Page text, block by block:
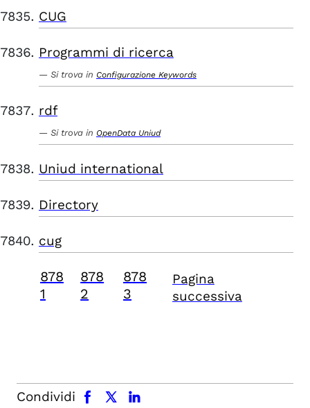
CUG
Programmi di ricerca
Si trova in Configurazione Keywords
rdf
Si trova in OpenData Uniud
Uniud international
Directory
cug
878
1
878
2
878
3
Pagina
successiva
Condividi
facebook x.com linkedin